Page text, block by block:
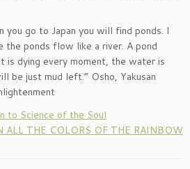
you go to Japan you will find ponds. I
the ponds flow like a river. A pond
is dying every moment, the water is
be just mud left.” Osho, Yakusan
to Science of the Soul
ALL THE COLORS OF THE RAINBOW